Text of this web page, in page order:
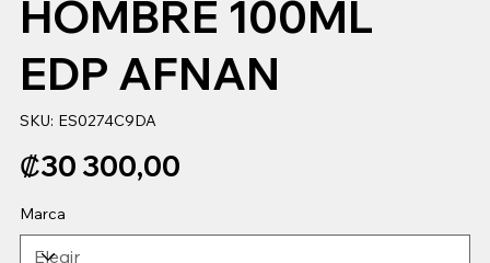
HOMBRE 100ML
EDP AFNAN
SKU: SKU
ES0274C9DA
ES0274C9DA
Precio
₡30 300,00
Marca